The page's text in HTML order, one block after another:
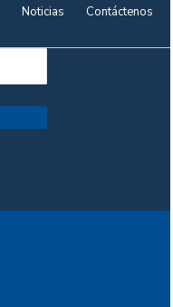
Noticias
Contáctenos